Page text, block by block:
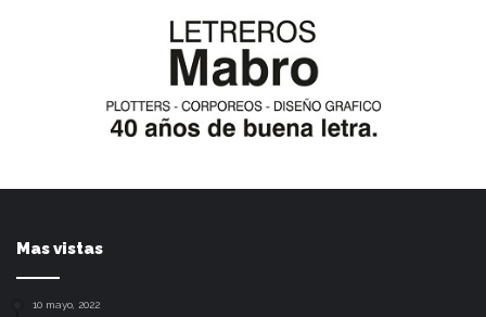
Mas vistas
10 mayo, 2022